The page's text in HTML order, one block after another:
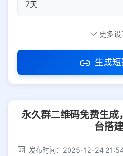
访问密码
社交平台 电商平
更多设
生成短
永久群二维码免费生成
台搭建
发布时间：2025-12-24